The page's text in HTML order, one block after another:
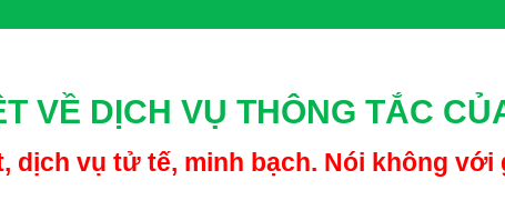
giá rõ ràng hoặc yêu cầu khách xác nhận chi phí trước.
từ đầu. Khi khách thắc mắc hoặc không đồng ý, họ dùng lý
VỀ DỊCH VỤ THÔNG TẮC
dịch vụ tử tế, minh bạch. Nói không với